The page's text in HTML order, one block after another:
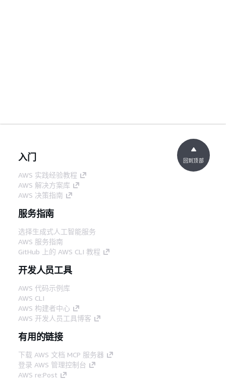
入门
AWS 实践经验教程
AWS 解决方案库
AWS 决策指南
服务指南
选择生成式人工智能服务
AWS 服务指南
GitHub 上的 AWS CLI 教程
开发人员工具
AWS 代码示例库
AWS CLI
AWS 构建者中心
AWS 开发人员工具博客
有用的链接
下载 AWS 文档 MCP 服务器
登录 AWS 管理控制台
AWS re:Post
回到顶部